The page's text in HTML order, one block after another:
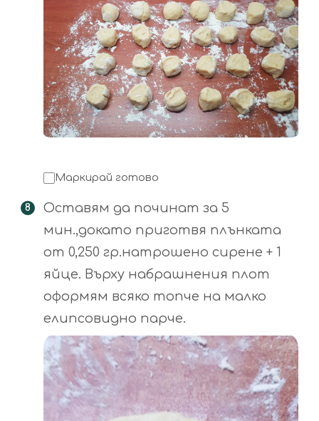
Маркирай готово
Оставям да починат за 5
мин.,докато приготвя плънката
от 0,250 гр.натрошено сирене + 1
яйце. Върху набрашнения плот
оформям всяко топче на малко
елипсовидно парче.